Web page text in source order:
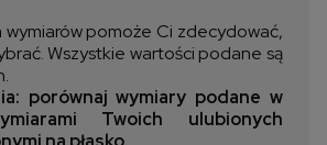
wymiarów pomoże Ci zdecydować,
Wszystkie wartości podane są
porównaj wymiary podane w
Twoich ulubionych